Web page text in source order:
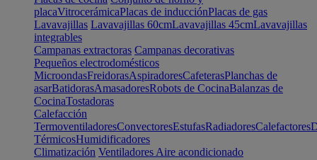
placaVitrocerámicaPlacas de inducciónPlacas de gas
Lavavajillas Lavavajillas 60cmLavavajillas 45cmLavavajillas
integrables
Campanas extractoras Campanas decorativas
Pequeños electrodomésticos
MicroondasFreidorasAspiradoresCafeterasPlanchas de
asarBatidorasAmasadoresRobots de CocinaBalanzas de
CocinaTostadoras
Calefacción
TermoventiladoresConvectoresEstufasRadiadoresCalefactores
TérmicosHumidificadores
Climatización Ventiladores Aire acondicionado